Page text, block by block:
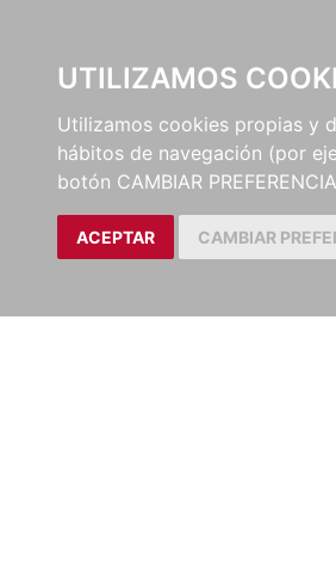
UTILIZAMOS
Utilizamos cookies propias y
hábitos de navegación (por
botón CAMBIAR
ACEPTAR CAMBIAR
Artículos